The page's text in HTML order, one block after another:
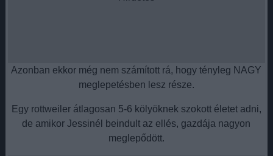
Azonban ekkor még nem számított rá, hogy tényleg NAGY
meglepetésben lesz része.
Egy rottweiler átlagosan 5-6 kölyöknek szokott életet adni,
de amikor Jessinél beindult az ellés, gazdája nagyon
meglepődött.